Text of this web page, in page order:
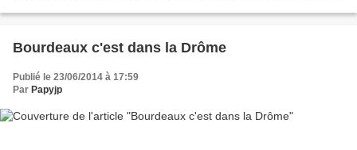
Bourdeaux c'est dans la Drôme
Publié le 23/06/2014 à 17:59
Par Papyjp